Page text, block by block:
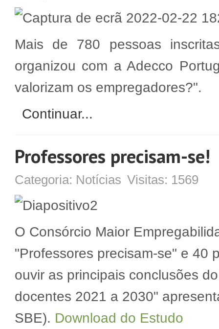
Mais de 780 pessoas
organizou com a Adecco
valorizam os empregadores?".
Continuar...
Professores precisam-se!
Categoria: Notícias Visitas: 1569
O Consórcio Maior
"Professores precisam-se" e 40
ouvir as principais conclusões
docentes 2021 a 2030"
SBE). Download do Estudo